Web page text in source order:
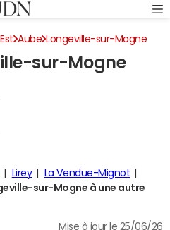
Aube Longeville-sur-Mogne
sur-Mogne
Lirey
La Vendue-Mignot
sur-Mogne à une autre
Mise à jour le 25/06/26